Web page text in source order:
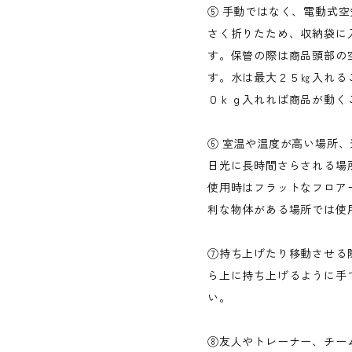
⑤ 手動ではなく、電動式
さく折りたため、収納袋
す。保管の際は商品頭部
す。水は最大２５㎏入れ
０ｋｇ入れれば商品が動
⑥ 室温や温度が高い場所
日光に長時間さらされる
使用時はフラットなフロ
利な物体がある場所では使
⑦持ち上げたり移動させる
ら上に持ち上げるように
い。
⑧友人やトレーナー、チー